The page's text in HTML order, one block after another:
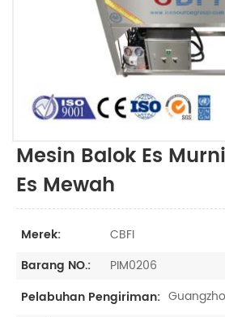
Mesin Balok Es
Es Mewah
Merek:
CBFI
Barang NO.:
PIM0206
Pelabuhan Pengiriman: